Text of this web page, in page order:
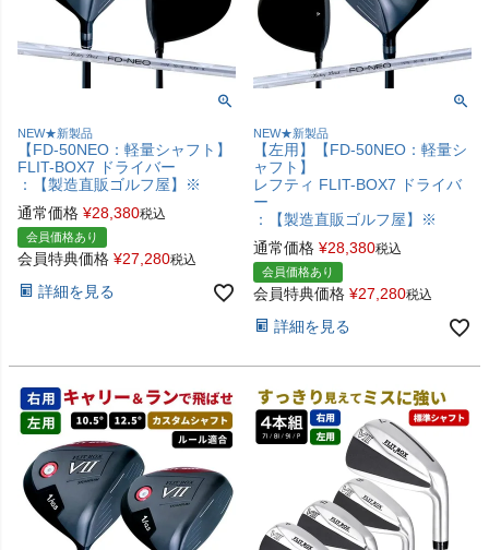
NEW★新製品
【FD-50NEO：軽量シャフト】
FLIT-BOX7 ドライバー
：【製造直販ゴルフ屋】※
通常価格 ¥28,380税込
会員価格あり
会員特典価格 ¥27,280税込
詳細を見る
NEW★新製品
【左用】【FD-50NEO：軽量シ
ャフト】
レフティ FLIT-BOX7 ドライバ
ー
：【製造直販ゴルフ屋】※
通常価格 ¥28,380税込
会員価格あり
会員特典価格 ¥27,280税込
詳細を見る